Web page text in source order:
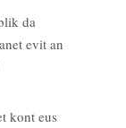
da
evit an
kont eus